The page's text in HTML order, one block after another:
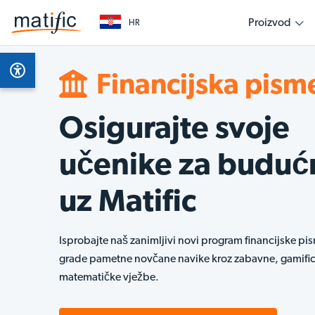
HR Proizvod
Pregled
Karakteristike proizvoda
AI asistent
Višejezičnost
Tehnički zahtjevi
Predmeti
Započnite kao učitelj
Osnažite svoju učionicu zanimljivim učenjem
temeljenim na dokazima
Započnite kao roditelj
Podržite svoje dijete na putu učenja zabavnom,
matematikom kod kuće
Započnite kao lider u obrazovanju
Surađujte s Matificom kako biste transformirali
svim razinama
Financijska
Osigurajte svoje
učenike za
uz Matific
Isprobajte naš zanimljivi novi program financijske
grade pametne novčane navike kroz zabavne,
matematičke vježbe.